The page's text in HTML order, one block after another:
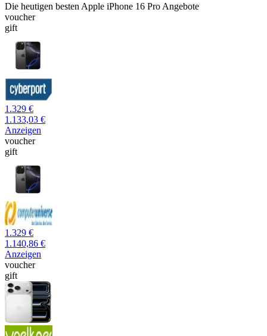
Die heutigen besten Apple iPhone 16 Pro Angebote
voucher
gift
1.329 €
1.133,03 €
Anzeigen
voucher
gift
1.329 €
1.140,86 €
Anzeigen
voucher
gift